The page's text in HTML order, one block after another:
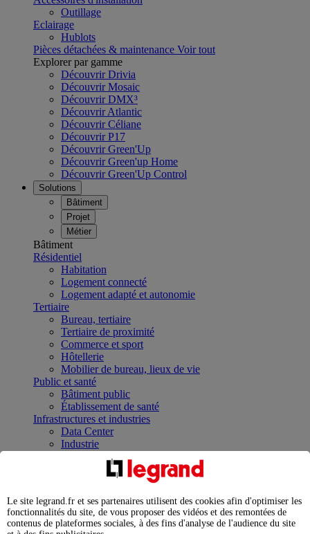
Outillage
Eclairage
Hublots
Pièces détachées & maintenance Voir tout
Explorer par gamme
Découvrir Drivia
Découvrir Mosaic
Découvrir DMX³
Découvrir Atlantic
Découvrir Céliane
Découvrir P17
Découvrir Green'Up
Découvrir Green'up Home
Découvrir Green'Up Control
Solutions
Bâtiment
Projet
Métier
Bâtiment
Résidentiel
Habitation
Logement connecté
Logement adapté et autonomie
Tertiaire
Bureau, tertiaire
Tertiaire de proximité
Commerce et sport
Hôtellerie
Mobilier de bureau, lieux de vie
Public et santé
Bâtiment public
Établissement de santé
Infrastructures et industries
Data Center
Industrie
Infrastructures
Contrôler et planifier le fonctionnement des appareils
Répartir et optimiser son tableau électrique
Legrand Data Center Solutions : concentrer les
expertises au service de vos performances
Le site legrand.fr et ses partenaires utilisent des cookies afin d'optimiser les
fonctionnalités du site, de vous proposer des vidéos et des remontées de
contenus de plateformes sociales, à des fins d'analyse de l'audience du site